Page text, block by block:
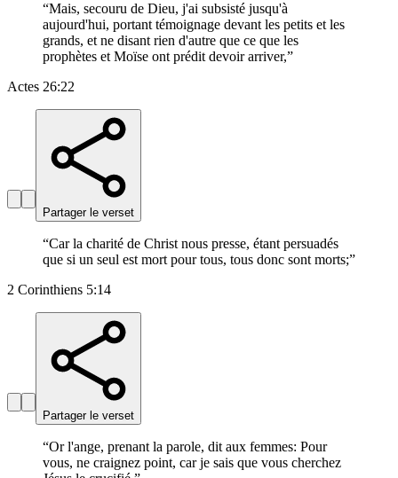
“Mais, secouru de Dieu, j'ai subsisté jusqu'à
aujourd'hui, portant témoignage devant les petits et les
grands, et ne disant rien d'autre que ce que les
prophètes et Moïse ont prédit devoir arriver,”
Actes 26:22
Partager le verset
“Car la charité de Christ nous presse, étant persuadés
que si un seul est mort pour tous, tous donc sont morts;”
2 Corinthiens 5:14
Partager le verset
“Or l'ange, prenant la parole, dit aux femmes: Pour
vous, ne craignez point, car je sais que vous cherchez